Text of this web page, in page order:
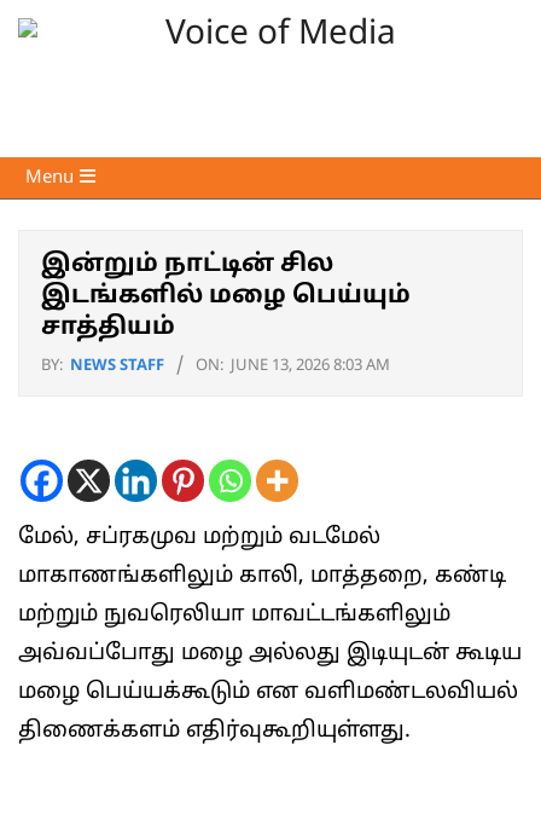
Skip
Voice
of
Primary
Navigation
Menu
இன்றும் நாட்டின் சில
இடங்களில் மழை பெய்யும்
சாத்தியம்
BY: NEWS STAFF ON: JUNE 13, 2026 8:03 AM
மேல், சப்ரகமுவ மற்றும் வடமேல்
மாகாணங்களிலும் காலி, மாத்தறை, கண்டி
மற்றும் நுவரெலியா மாவட்டங்களிலும்
அவ்வப்போது மழை அல்லது இடியுடன் கூடிய
மழை பெய்யக்கூடும் என வளிமண்டலவியல்
திணைக்களம் எதிர்வுகூறியுள்ளது.